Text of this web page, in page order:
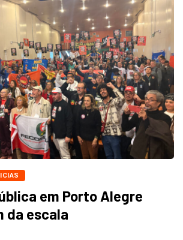
em Porto Alegre
da escala